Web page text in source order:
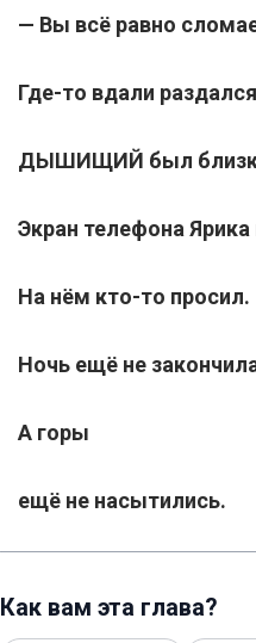
— Вы всё равно
Где-то вдали
ДЫШИЩИЙ был
Экран телефона
На нём кто-то просил.
Ночь ещё не
А горы
ещё не насытились.
Как вам эта глава?